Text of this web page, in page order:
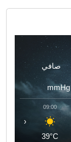
صافي
mmHg
09:00
39°C
‹